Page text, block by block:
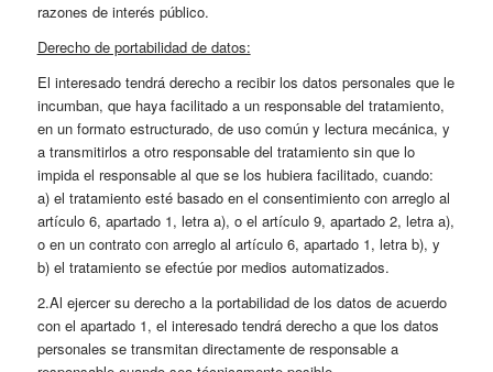
razones de interés público.
Derecho de portabilidad de datos:
El interesado tendrá derecho a recibir los datos personales que le
incumban, que haya facilitado a un responsable del tratamiento,
en un formato estructurado, de uso común y lectura mecánica, y
a transmitirlos a otro responsable del tratamiento sin que lo
impida el responsable al que se los hubiera facilitado, cuando:
a) el tratamiento esté basado en el consentimiento con arreglo al
artículo 6, apartado 1, letra a), o el artículo 9, apartado 2, letra a),
o en un contrato con arreglo al artículo 6, apartado 1, letra b), y
b) el tratamiento se efectúe por medios automatizados.
2.Al ejercer su derecho a la portabilidad de los datos de acuerdo
con el apartado 1, el interesado tendrá derecho a que los datos
personales se transmitan directamente de responsable a